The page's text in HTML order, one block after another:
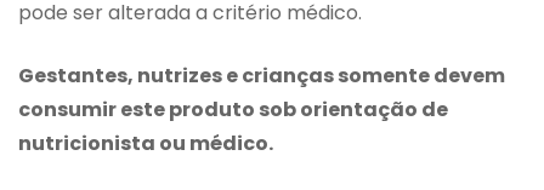
pode ser alterada a critério médico.
Gestantes, nutrizes e crianças somente devem
consumir este produto sob orientação de
nutricionista ou médico.